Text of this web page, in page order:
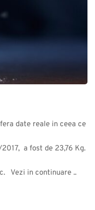
date reale in ceea ce
a fost de 23,76 Kg.
Vezi in continuare ..